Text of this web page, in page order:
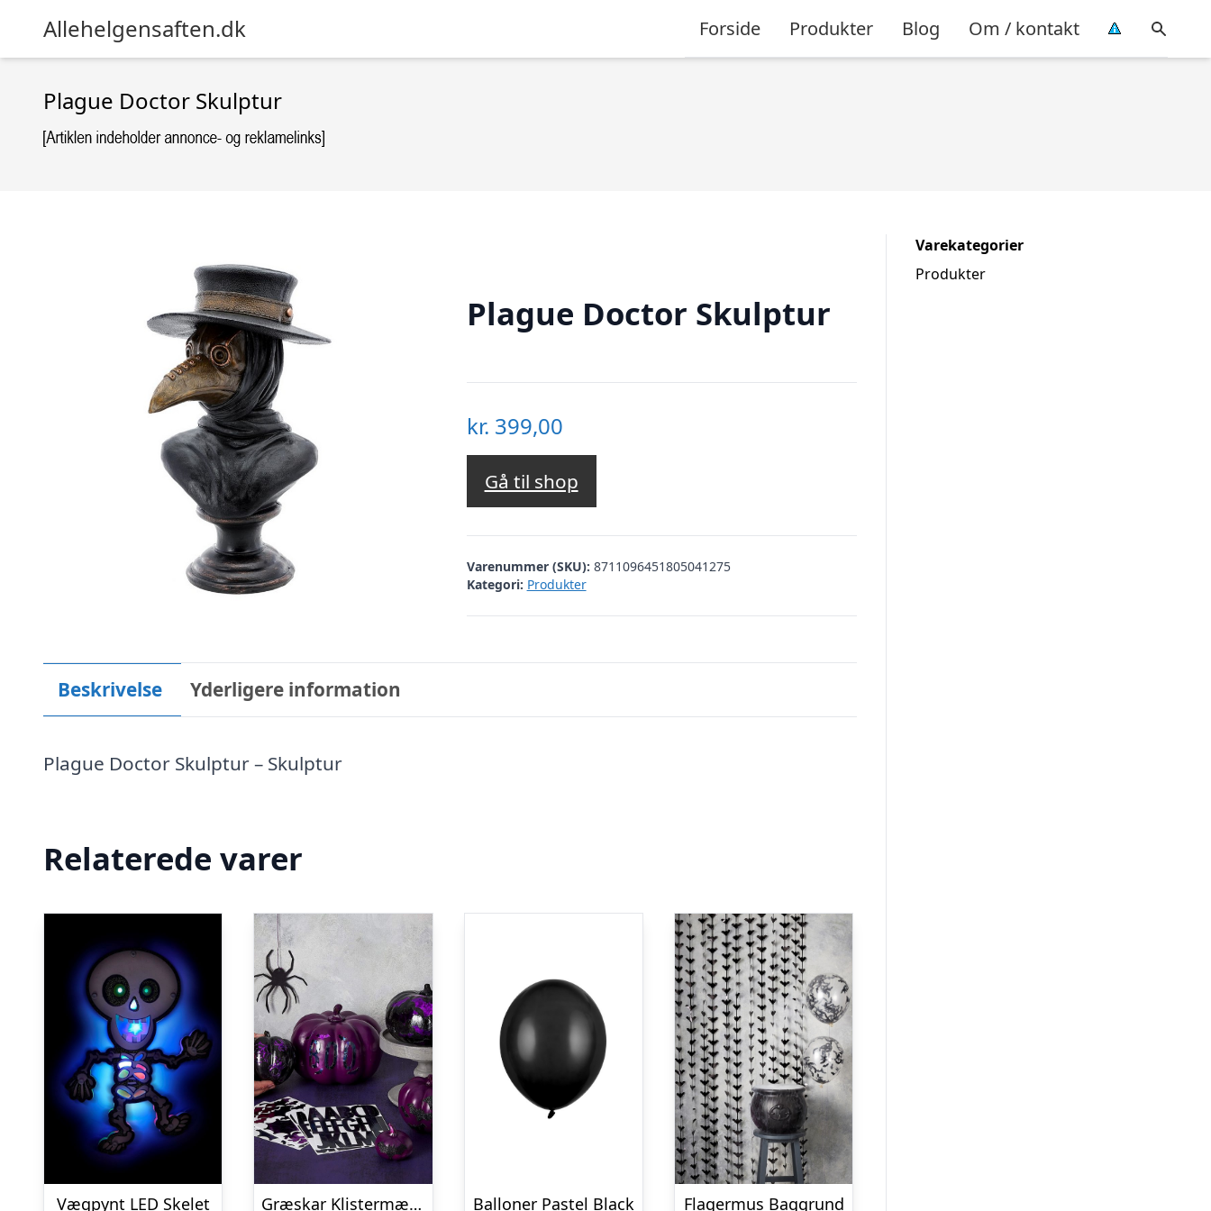
Allehelgensaften.dk Forside Produkter Blog Om / kontakt
Plague Doctor Skulptur
Plague Doctor Skulptur
kr. 399,00
Gå til shop
Varenummer (SKU): 8711096451805041275
Kategori: Produkter
Beskrivelse Yderligere information
Plague Doctor Skulptur – Skulptur
Relaterede varer
Vægpynt LED Skelet Græskar Klistermærker Balloner Pastel Black Flagermus Baggrund
Varekategorier
Produkter